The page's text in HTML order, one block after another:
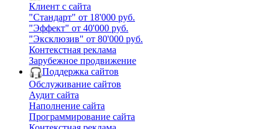
Клиент с сайта
"Стандарт" от 18'000 руб.
"Эффект" от 40'000 руб.
"Эксклюзив" от 80'000 руб.
Контекстная реклама
Зарубежное продвижение
Поддержка сайтов
Обслуживание сайтов
Аудит сайта
Наполнение сайта
Программирование сайта